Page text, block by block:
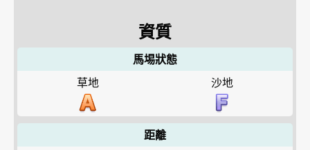
資質
馬埸狀態
草地
沙地
距離